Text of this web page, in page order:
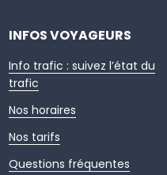
INFOS VOYAGEURS
Info trafic : suivez l’état du
trafic
Nos horaires
Nos tarifs
Questions fréquentes